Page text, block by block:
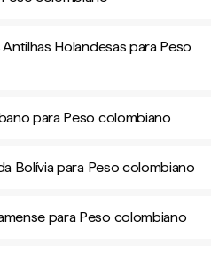
Holandesas para Peso
para Peso colombiano
Bolívia para Peso colombiano
para Peso colombiano